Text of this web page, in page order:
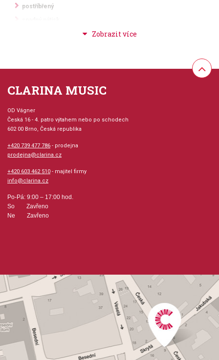
postříbřený
B=středně hluboké, vrtání 7
C=středně, vrtání 10
E=ploché, vrtání 117
V=V-tvarované, vrtání 25
Vrtání:
24=veliké, tmavé, symfonické
76=brilantní, dobrá vrchní poloha
41=brilantní, klade větší odpor
57=živé, dobrá vrchní poloha
25=veliké, otevřené
Podrobnější popis a srovnání s ostatními nátrubky najdete v PDF souboru
přímo od výrobce.
CLARINA MUSIC
OD Vágner
Česká 16 - 4. patro výtahem nebo po schodech
602 00 Brno, Česká republika
+420 739 477 786 - prodejna
prodejna@clarina.cz
+420 603 462 510 - majitel firmy
info@clarina.cz
Po-Pá: 9:00 – 17:00 hod.
So Zavřeno
Ne Zavřeno